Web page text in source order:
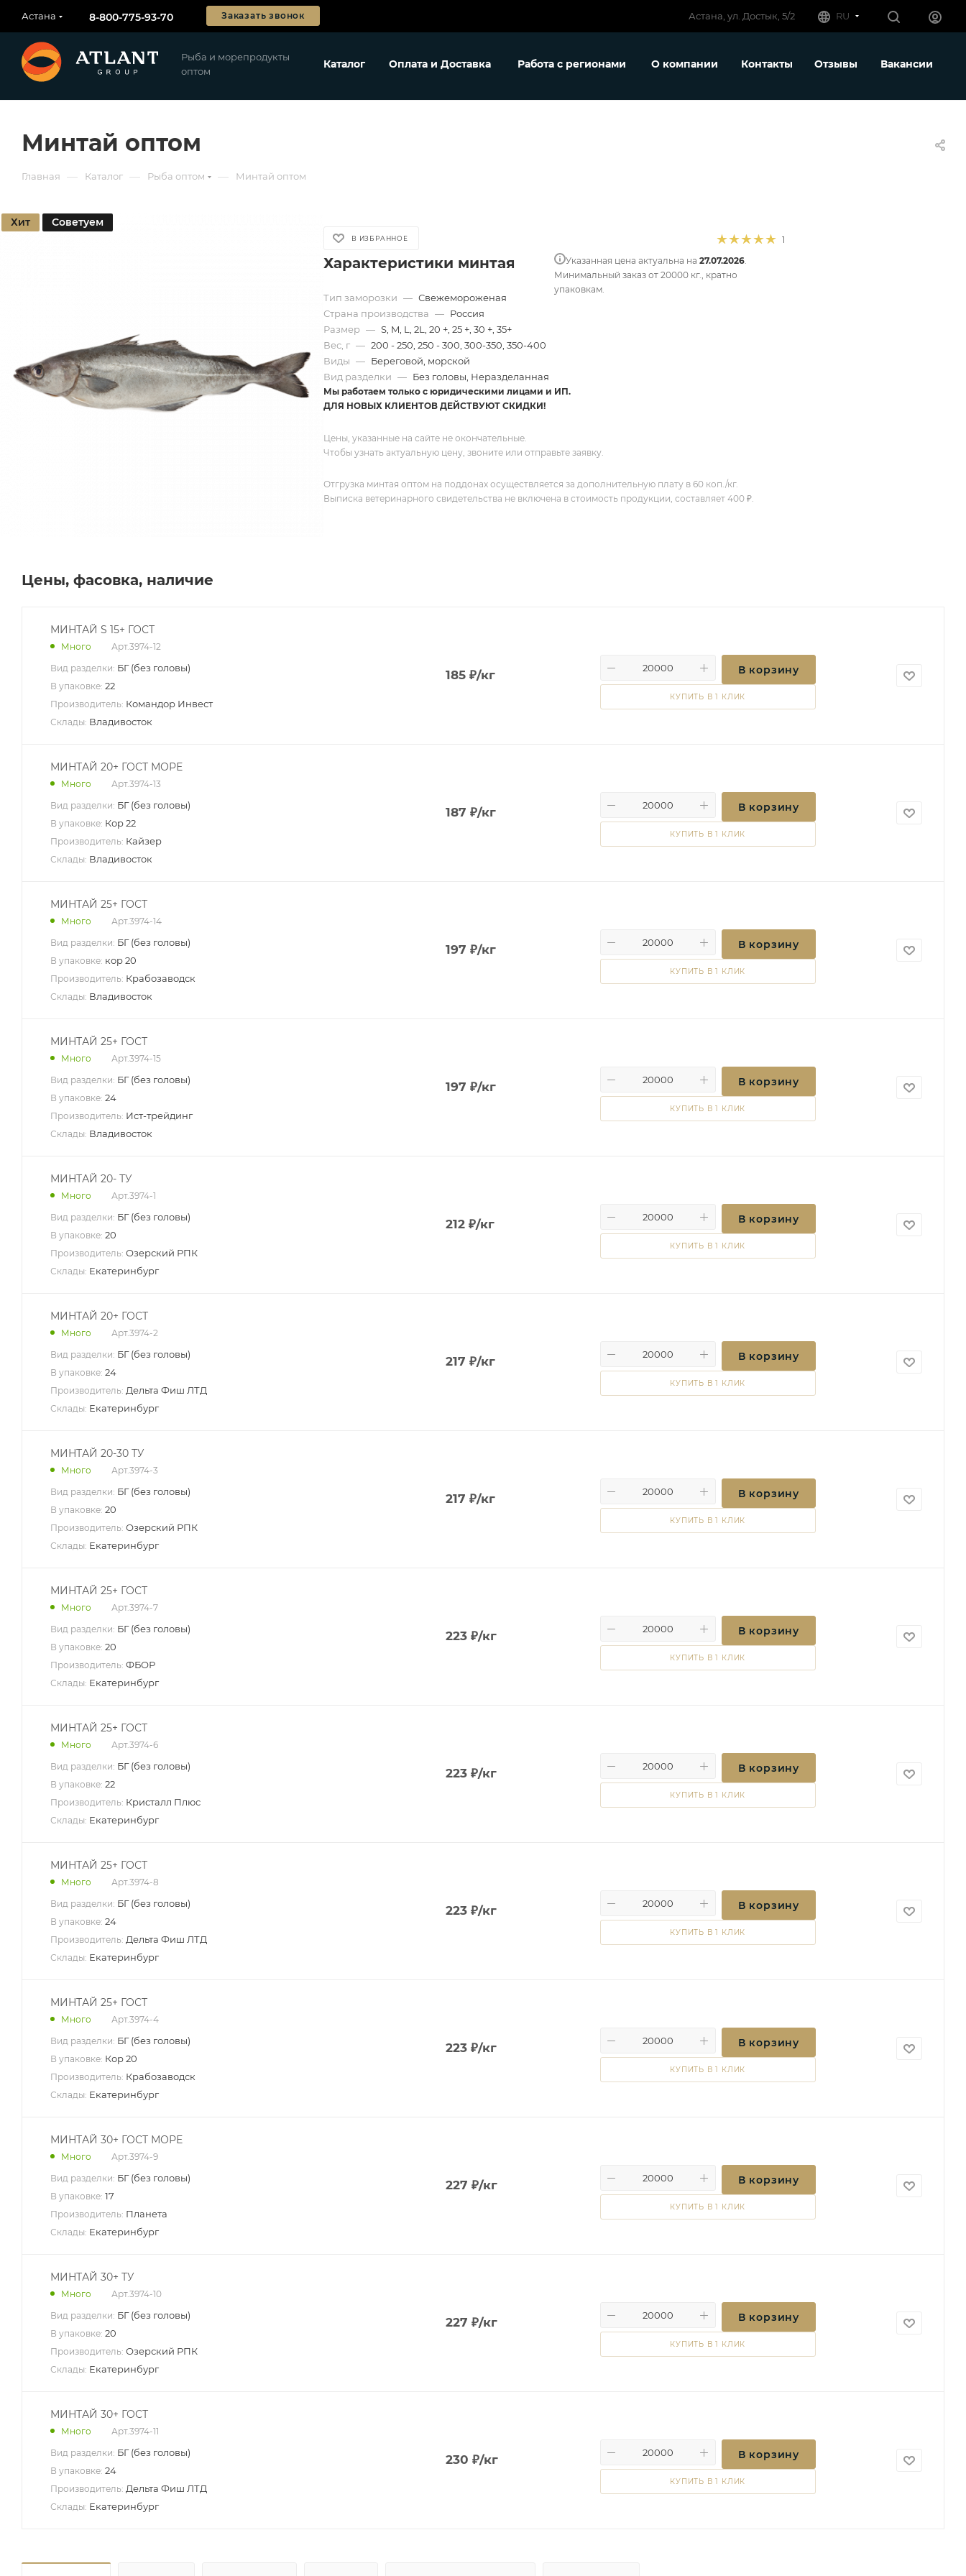
Астана 8-800-775-93-70 Заказать звонок Астана, ул. Достык, 5/2 RU
Рыба и морепродукты
оптом
Каталог Оплата и Доставка Работа с регионами О компании Контакты Отзывы Вакансии
Минтай оптом
Главная — Каталог — Рыба оптом — Минтай оптом
Хит Советуем
В ИЗБРАННОЕ 1
Характеристики минтая
Тип заморозки — Свежемороженая
Страна производства — Россия
Размер — S, M, L, 2L, 20 +, 25 +, 30 +, 35+
Вес, г — 200 - 250, 250 - 300, 300-350, 350-400
Виды — Береговой, морской
Вид разделки — Без головы, Неразделанная
Указанная цена актуальна на 27.07.2026
Минимальный заказ от 20000 кг., кратно
упаковкам.
Мы работаем только с юридическими лицами и ИП.
ДЛЯ НОВЫХ КЛИЕНТОВ ДЕЙСТВУЮТ СКИДКИ!
Цены, указанные на сайте не окончательные.
Чтобы узнать актуальную цену, звоните или отправьте заявку.
Отгрузка минтая оптом на поддонах осуществляется за дополнительную плату в 60 коп./кг.
Выписка ветеринарного свидетельства не включена в стоимость продукции, составляет 400 ₽.
Цены, фасовка, наличие
МИНТАЙ S 15+ ГОСТ
Много Арт.3974-12
Вид разделки: БГ (без головы)
В упаковке: 22
Производитель: Командор Инвест
Склады: Владивосток
185 ₽/кг В корзину
КУПИТЬ В 1 КЛИК
МИНТАЙ 20+ ГОСТ МОРЕ
Много Арт.3974-13
Вид разделки: БГ (без головы)
В упаковке: Кор 22
Производитель: Кайзер
Склады: Владивосток
187 ₽/кг В корзину
КУПИТЬ В 1 КЛИК
МИНТАЙ 25+ ГОСТ
Много Арт.3974-14
Вид разделки: БГ (без головы)
В упаковке: кор 20
Производитель: Крабозаводск
Склады: Владивосток
197 ₽/кг В корзину
КУПИТЬ В 1 КЛИК
МИНТАЙ 25+ ГОСТ
Много Арт.3974-15
Вид разделки: БГ (без головы)
В упаковке: 24
Производитель: Ист-трейдинг
Склады: Владивосток
197 ₽/кг В корзину
КУПИТЬ В 1 КЛИК
МИНТАЙ 20- ТУ
Много Арт.3974-1
Вид разделки: БГ (без головы)
В упаковке: 20
Производитель: Озерский РПК
Склады: Екатеринбург
212 ₽/кг В корзину
КУПИТЬ В 1 КЛИК
МИНТАЙ 20+ ГОСТ
Много Арт.3974-2
Вид разделки: БГ (без головы)
В упаковке: 24
Производитель: Дельта Фиш ЛТД
Склады: Екатеринбург
217 ₽/кг В корзину
КУПИТЬ В 1 КЛИК
МИНТАЙ 20-30 ТУ
Много Арт.3974-3
Вид разделки: БГ (без головы)
В упаковке: 20
Производитель: Озерский РПК
Склады: Екатеринбург
217 ₽/кг В корзину
КУПИТЬ В 1 КЛИК
МИНТАЙ 25+ ГОСТ
Много Арт.3974-7
Вид разделки: БГ (без головы)
В упаковке: 20
Производитель: ФБОР
Склады: Екатеринбург
223 ₽/кг В корзину
КУПИТЬ В 1 КЛИК
МИНТАЙ 25+ ГОСТ
Много Арт.3974-6
Вид разделки: БГ (без головы)
В упаковке: 22
Производитель: Кристалл Плюс
Склады: Екатеринбург
223 ₽/кг В корзину
КУПИТЬ В 1 КЛИК
МИНТАЙ 25+ ГОСТ
Много Арт.3974-8
Вид разделки: БГ (без головы)
В упаковке: 24
Производитель: Дельта Фиш ЛТД
Склады: Екатеринбург
223 ₽/кг В корзину
КУПИТЬ В 1 КЛИК
МИНТАЙ 25+ ГОСТ
Много Арт.3974-4
Вид разделки: БГ (без головы)
В упаковке: Кор 20
Производитель: Крабозаводск
Склады: Екатеринбург
223 ₽/кг В корзину
КУПИТЬ В 1 КЛИК
МИНТАЙ 30+ ГОСТ МОРЕ
Много Арт.3974-9
Вид разделки: БГ (без головы)
В упаковке: 17
Производитель: Планета
Склады: Екатеринбург
227 ₽/кг В корзину
КУПИТЬ В 1 КЛИК
МИНТАЙ 30+ ТУ
Много Арт.3974-10
Вид разделки: БГ (без головы)
В упаковке: 20
Производитель: Озерский РПК
Склады: Екатеринбург
227 ₽/кг В корзину
КУПИТЬ В 1 КЛИК
МИНТАЙ 30+ ГОСТ
Много Арт.3974-11
Вид разделки: БГ (без головы)
В упаковке: 24
Производитель: Дельта Фиш ЛТД
Склады: Екатеринбург
230 ₽/кг В корзину
КУПИТЬ В 1 КЛИК